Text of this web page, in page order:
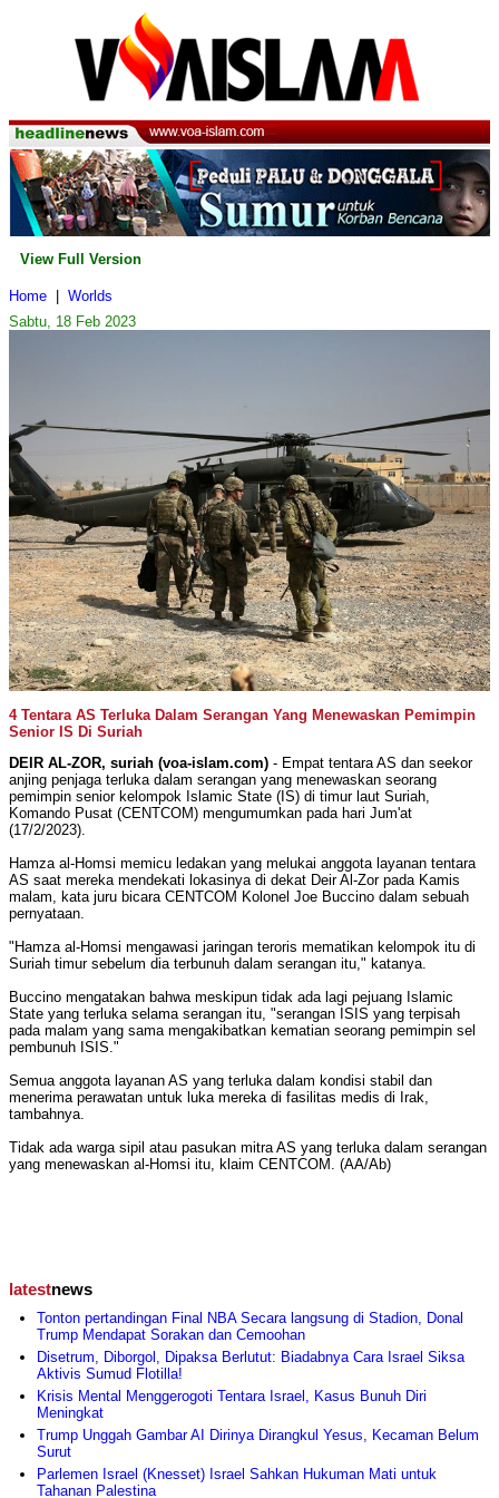
View Full Version
Home
Worlds
Sabtu, 18 Feb 2023
4 Tentara AS Terluka Dalam Serangan Yang Menewaskan Pemimpin
Senior IS Di Suriah
DEIR AL-ZOR, suriah (voa-islam.com) - Empat tentara AS dan seekor
anjing penjaga terluka dalam serangan yang menewaskan seorang
pemimpin senior kelompok Islamic State (IS) di timur laut Suriah,
Komando Pusat (CENTCOM) mengumumkan pada hari Jum'at
(17/2/2023).
Hamza al-Homsi memicu ledakan yang melukai anggota layanan tentara
AS saat mereka mendekati lokasinya di dekat Deir Al-Zor pada Kamis
malam, kata juru bicara CENTCOM Kolonel Joe Buccino dalam sebuah
pernyataan.
"Hamza al-Homsi mengawasi jaringan teroris mematikan kelompok itu di
Suriah timur sebelum dia terbunuh dalam serangan itu," katanya.
Buccino mengatakan bahwa meskipun tidak ada lagi pejuang Islamic
State yang terluka selama serangan itu, "serangan ISIS yang terpisah
pada malam yang sama mengakibatkan kematian seorang pemimpin sel
pembunuh ISIS."
Semua anggota layanan AS yang terluka dalam kondisi stabil dan
menerima perawatan untuk luka mereka di fasilitas medis di Irak,
tambahnya.
Tidak ada warga sipil atau pasukan mitra AS yang terluka dalam serangan
yang menewaskan al-Homsi itu, klaim CENTCOM. (AA/Ab)
latestnews
Tonton pertandingan Final NBA Secara langsung di Stadion, Donal
Trump Mendapat Sorakan dan Cemoohan
Disetrum, Diborgol, Dipaksa Berlutut: Biadabnya Cara Israel Siksa
Aktivis Sumud Flotilla!
Krisis Mental Menggerogoti Tentara Israel, Kasus Bunuh Diri
Meningkat
Trump Unggah Gambar AI Dirinya Dirangkul Yesus, Kecaman Belum
Surut
Parlemen Israel (Knesset) Israel Sahkan Hukuman Mati untuk
Tahanan Palestina